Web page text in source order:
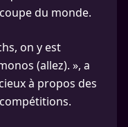
du monde.
on y est
(allez). », a
à propos des